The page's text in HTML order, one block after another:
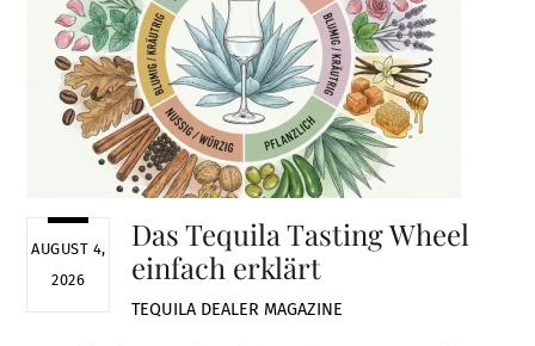
AUGUST 4,
2026
Das Tequila Tasting Wheel
einfach erklärt
TEQUILA DEALER MAGAZINE